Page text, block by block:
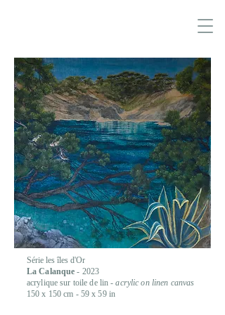
Série les îles d'Or
La Calanque - 2023
acrylique sur toile de lin - acrylic on linen canvas
150 x 150 cm - 59 x 59 in